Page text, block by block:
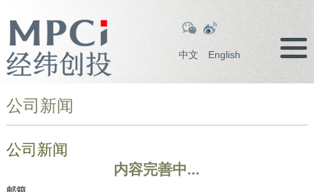
中文 English
公司新闻
公司新闻
内容完善中...